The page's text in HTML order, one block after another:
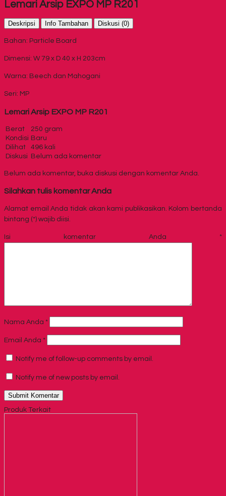
Lemari Arsip EXPO MP R201
Deskripsi Info Tambahan Diskusi (0)
Bahan: Particle Board
Dimensi: W 79 x D 40 x H 203cm
Warna: Beech dan Mahogani
Seri: MP
Lemari Arsip EXPO MP R201
Berat
250 gram
Kondisi Baru
Dilihat
496 kali
Diskusi
Belum ada komentar
Belum ada komentar, buka diskusi dengan komentar Anda.
Silahkan tulis komentar Anda
Alamat email Anda tidak akan kami publikasikan. Kolom bertanda
bintang (*) wajib diisi.
Isi komentar Anda *
Nama Anda *
Email Anda *
Notify me of follow-up comments by email.
Notify me of new posts by email.
Produk Terkait